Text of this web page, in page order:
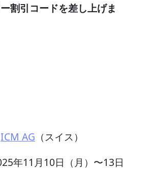
割引コードを差し上げま
ICM AG （スイス）
年11月10日（月）〜13日